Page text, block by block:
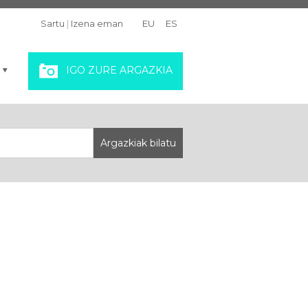
Sartu | Izena eman EU ES
IGO ZURE ARGAZKIA